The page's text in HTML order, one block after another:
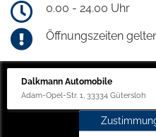
0.00 - 24.00 Uhr
Öffnungszeiten
Dalkmann Automobile
Adam-Opel-Str. 1, 33334 Gütersloh